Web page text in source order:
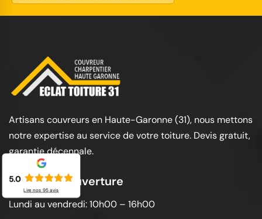
Artisans couvreurs en Haute-Garonne (31), nous mettons
notre expertise au service de votre toiture. Devis gratuit,
garantie décennale.
Horaires d'ouverture
Lundi au vendredi: 10h00 – 16h00
5.0
Lire nos 95avis